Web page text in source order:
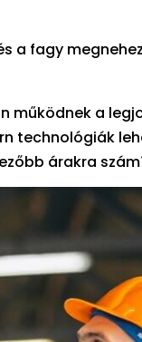
a fagy
a
technológiák
árakra